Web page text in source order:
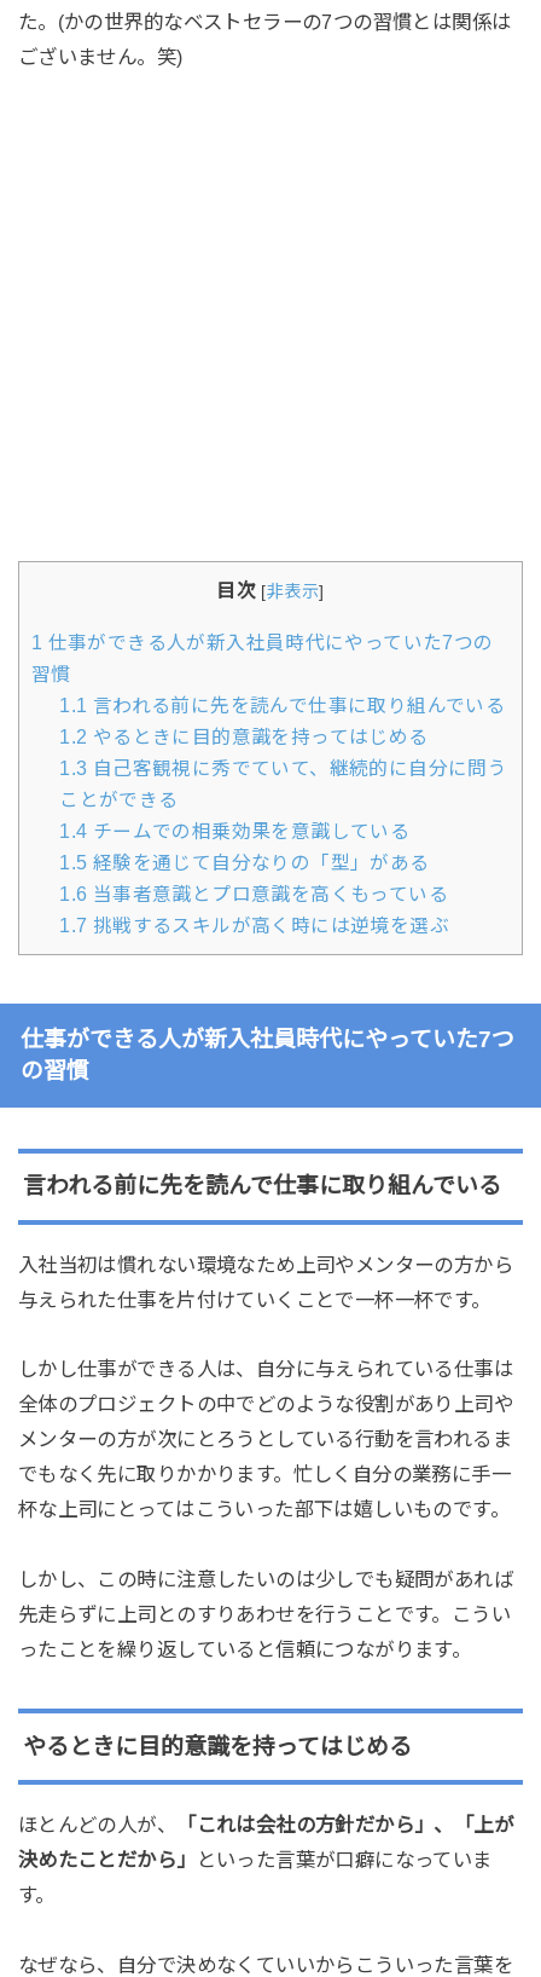
た。(かの世界的なベストセラーの7つの習慣とは関係は
ございません。笑)
目次 [非表示]
1 仕事ができる人が新入社員時代にやっていた7つの
習慣
1.1 言われる前に先を読んで仕事に取り組んでいる
1.2 やるときに目的意識を持ってはじめる
1.3 自己客観視に秀でていて、継続的に自分に問う
ことができる
1.4 チームでの相乗効果を意識している
1.5 経験を通じて自分なりの「型」がある
1.6 当事者意識とプロ意識を高くもっている
1.7 挑戦するスキルが高く時には逆境を選ぶ
仕事ができる人が新入社員時代にやっていた7つ
の習慣
言われる前に先を読んで仕事に取り組んでいる
入社当初は慣れない環境なため上司やメンターの方から
与えられた仕事を片付けていくことで一杯一杯です。
しかし仕事ができる人は、自分に与えられている仕事は
全体のプロジェクトの中でどのような役割があり上司や
メンターの方が次にとろうとしている行動を言われるま
でもなく先に取りかかります。忙しく自分の業務に手一
杯な上司にとってはこういった部下は嬉しいものです。
しかし、この時に注意したいのは少しでも疑問があれば
先走らずに上司とのすりあわせを行うことです。こうい
ったことを繰り返していると信頼につながります。
やるときに目的意識を持ってはじめる
ほとんどの人が、
「これは会社の方針だから」、「上が
決めたことだから」
といった言葉が口癖になっていま
す。
なぜなら、自分で決めなくていいからこういった言葉を